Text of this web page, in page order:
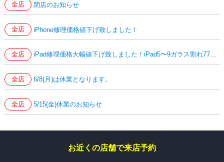
全店 閉店のお知らせ
全店 iPhone修理価格値下げ致しました！
全店 iPad修理価格大幅値下げ致しました！iPad5〜9ガラス割れ7700円！iPad Air4/5液晶交換24200円！
全店 6/8(月)は休業となります。
全店 5/15(金)休業のお知らせ
お近くの店舗で来店予約